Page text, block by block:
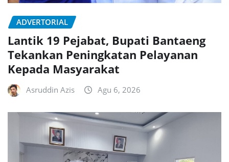
ADVERTORIAL
Lantik 19 Pejabat, Bupati Bantaeng
Tekankan Peningkatan Pelayanan
Kepada Masyarakat
Asruddin Azis Agu 6, 2026